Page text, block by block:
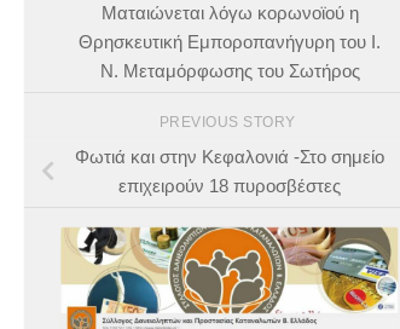
Ματαιώνεται λόγω κορωνοϊού η
Θρησκευτική Εμποροπανήγυρη του Ι.
Ν. Μεταμόρφωσης του Σωτήρος
PREVIOUS STORY
Φωτιά και στην Κεφαλονιά -Στο σημείο
επιχειρούν 18 πυροσβέστες